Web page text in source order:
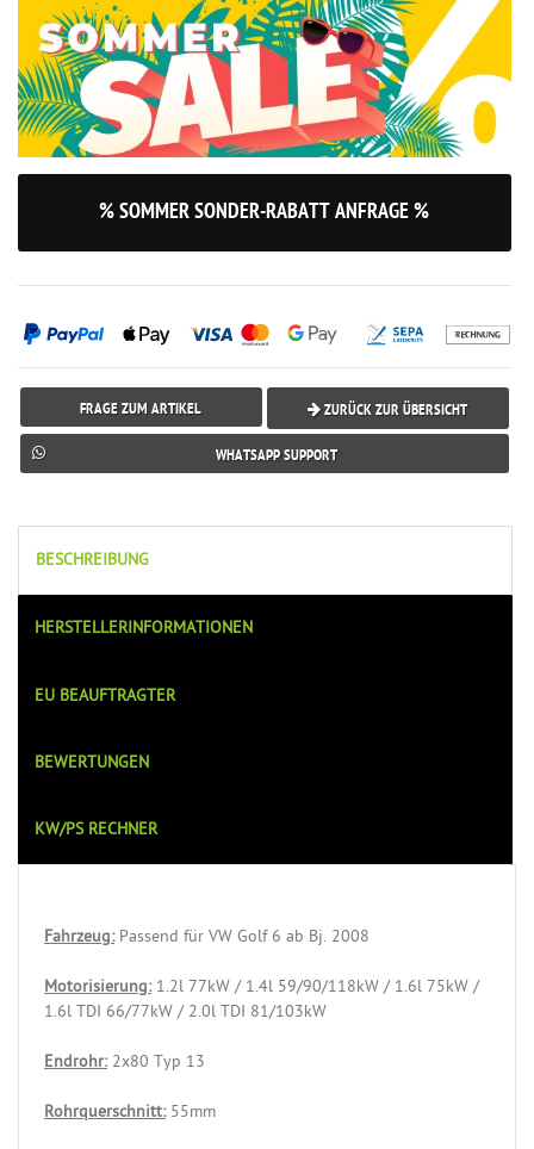
% SOMMER SONDER-RABATT ANFRAGE %
FRAGE ZUM ARTIKEL ZURÜCK ZUR ÜBERSICHT
WHATSAPP SUPPORT
BESCHREIBUNG
HERSTELLERINFORMATIONEN
EU BEAUFTRAGTER
BEWERTUNGEN
KW/PS RECHNER
Fahrzeug:Passend für VW Golf 6 ab Bj. 2008
Motorisierung:1.2l 77kW / 1.4l 59/90/118kW / 1.6l 75kW /
1.6l TDI 66/77kW / 2.0l TDI 81/103kW
Endrohr:2x80 Typ 13
Rohrquerschnitt:55mm